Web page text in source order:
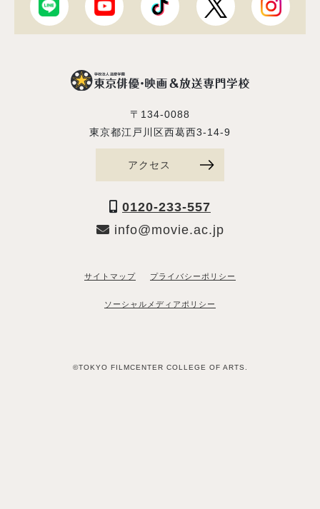
〒134-0088
東京都江戸川区西葛西3-14-9
アクセス
0120-233-557
info@movie.ac.jp
サイトマップ プライバシーポリシー
ソーシャルメディアポリシー
©TOKYO FILMCENTER COLLEGE OF ARTS.